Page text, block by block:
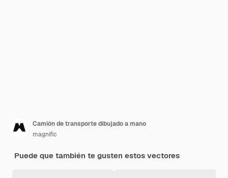
Camión de transporte dibujado a mano
magnific
Puede que también te gusten estos vectores